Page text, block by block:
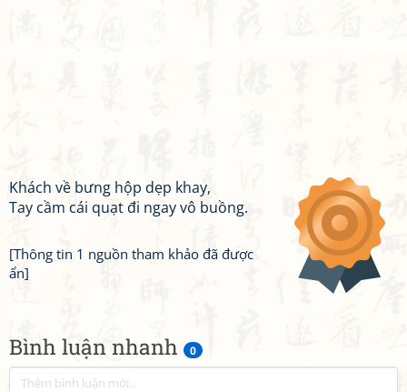
Bình luận nhanh 0
Khách về bưng hộp dẹp khay,
Tay cầm cái quạt đi ngay vô buồng.
[Thông tin 1 nguồn tham khảo đã được
ẩn]